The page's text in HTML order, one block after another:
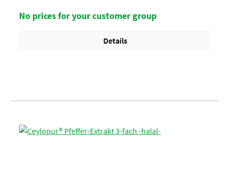
gekennzeichneten Lebensmitteln.Aussehen/
CharakterhellorangeAnwendung/ g je kgnach Geschmack, ca.
No prices for your customer group
Details